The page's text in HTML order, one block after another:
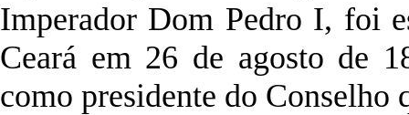
Imperador Dom Pedro I, foi
Ceará em 26 de agosto de
como presidente do Conselho